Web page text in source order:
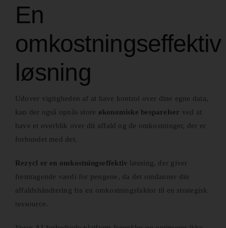
En
omkostningseffektiv
løsning
Udover vigtigheden af at have kontrol over dine egne data,
kan der også opnås store økonomiske besparelser ved at
have et overblik over dit affald og de omkostninger, der er
forbundet med det.
Rezycl er en omkostningseffektiv løsning, der giver
fremragende værdi for pengene, da det omdanner din
affaldshåndtering fra en omkostningsfaktor til en strategisk
ressource.